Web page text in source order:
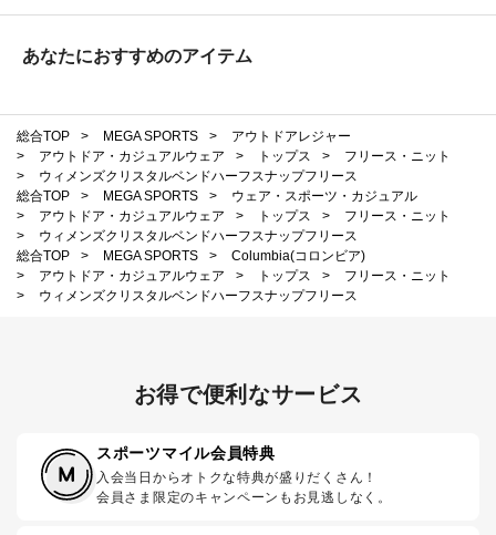
あなたにおすすめのアイテム
総合TOP > MEGA SPORTS >
アウトドアレジャー
>
アウトドア・カジュアルウェア > トップス >
フリース・ニット
>
ウィメンズクリスタルベンドハーフスナップフリース
総合TOP
> MEGA SPORTS >
ウェア・スポーツ・カジュアル
>
アウトドア・カジュアルウェア > トップス >
フリース・ニット
>
ウィメンズクリスタルベンドハーフスナップフリース
総合TOP
> MEGA SPORTS >
Columbia(コロンビア)
>
アウトドア・カジュアルウェア > トップス >
フリース・ニット
>
ウィメンズクリスタルベンドハーフスナップフリース
お得で便利なサービス
スポーツマイル会員特典
入会当日からオトクな特典が盛りだくさん！
会員さま限定のキャンペーンもお見逃しなく。